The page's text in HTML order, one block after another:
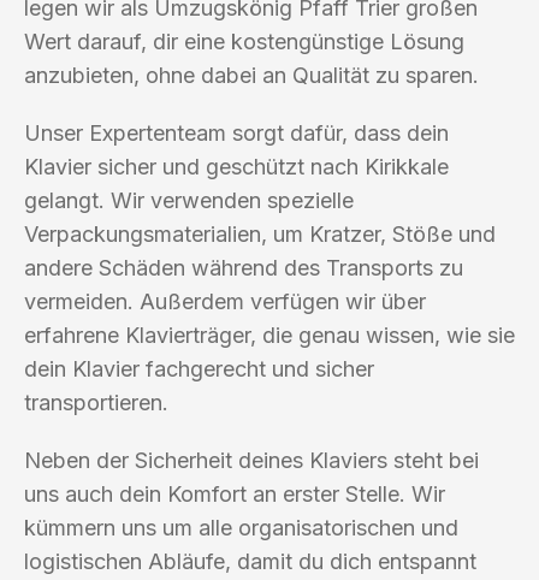
legen wir als Umzugskönig Pfaff Trier großen
Wert darauf, dir eine kostengünstige Lösung
anzubieten, ohne dabei an Qualität zu sparen.
Unser Expertenteam sorgt dafür, dass dein
Klavier sicher und geschützt nach Kirikkale
gelangt. Wir verwenden spezielle
Verpackungsmaterialien, um Kratzer, Stöße und
andere Schäden während des Transports zu
vermeiden. Außerdem verfügen wir über
erfahrene Klavierträger, die genau wissen, wie sie
dein Klavier fachgerecht und sicher
transportieren.
Neben der Sicherheit deines Klaviers steht bei
uns auch dein Komfort an erster Stelle. Wir
kümmern uns um alle organisatorischen und
logistischen Abläufe, damit du dich entspannt